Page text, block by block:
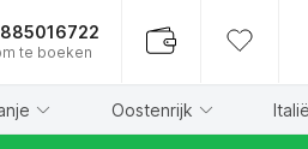
885016722
te boeken
Oostenrijk Italië